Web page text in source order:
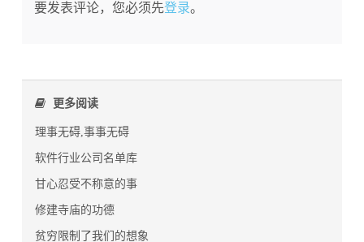
要发表评论，您必须先登录。
更多阅读
理事无碍,事事无碍
软件行业公司名单库
甘心忍受不称意的事
修建寺庙的功德
贫穷限制了我们的想象